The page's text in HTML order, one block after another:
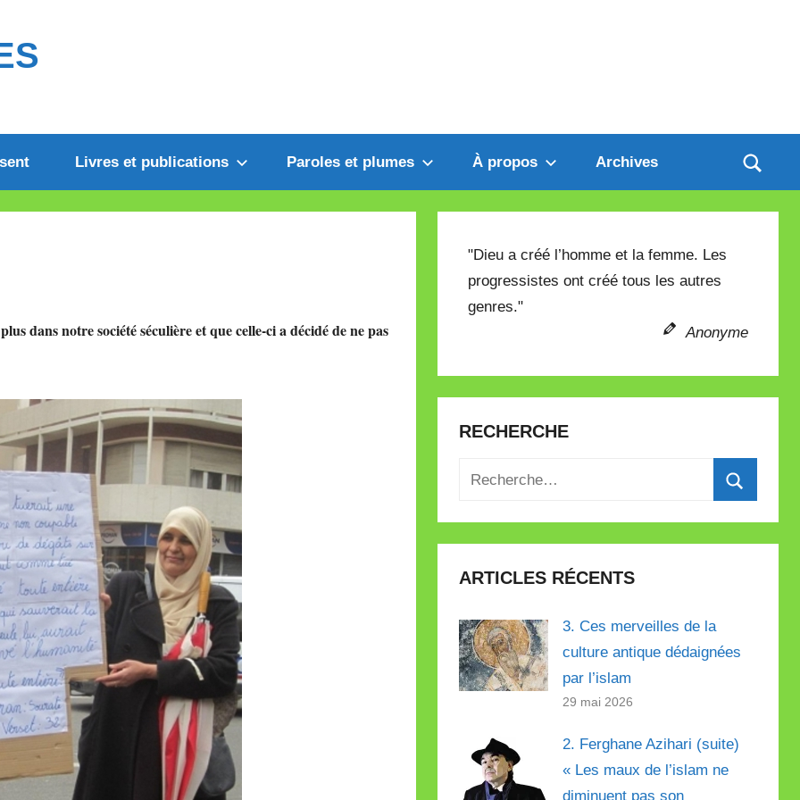
Livres et publications Paroles et plumes À propos Archives
dans notre société séculière et que celle-ci a décidé de ne pas
"Dieu a créé l’homme et la femme. Les
progressistes ont créé tous les autres
genres."
Anonyme
RECHERCHE
Recherche
:
ARTICLES RÉCENTS
3. Ces merveilles de la
culture antique dédaignées
par l’islam
29 mai 2026
2. Ferghane Azihari (suite)
« Les maux de l’islam ne
diminuent pas son